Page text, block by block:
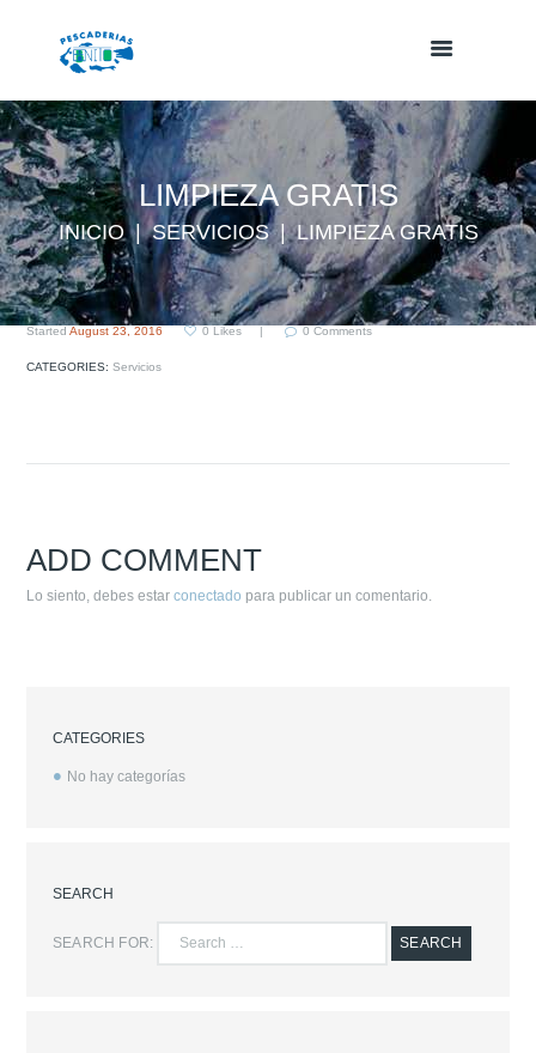
LIMPIEZA GRATIS
INICIO SERVICIOS LIMPIEZA GRATIS
StartedAugust 23, 2016 0 Likes 0 Comments
CATEGORIES:Servicios
ADD COMMENT
Lo siento, debes estarconectado para publicar un comentario.
CATEGORIES
No hay categorías
SEARCH
SEARCH FOR: SEARCH